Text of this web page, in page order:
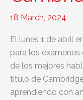
18 March, 2024
El lunes 1 de abril
para los exámenes
de los mejores
título de
aprendiendo con